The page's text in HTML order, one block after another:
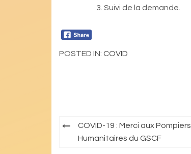
Suivi de la demande.
POSTED IN: COVID
Navigation
COVID-19 : Merci aux Pompiers
Humanitaires du GSCF